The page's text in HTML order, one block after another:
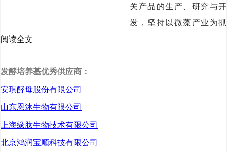
关产品的生产、研究与开
发，坚持以微藻产业为抓
阅读全文
发酵培养基优秀供应商：
安琪酵母股份有限公司
山东恩沐生物有限公司
上海缘肽生物技术有限公司
北京鸿润宝顺科技有限公司